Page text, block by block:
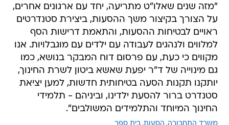
"מזה שנים שאלו"ט מתריעה, יחד עם ארגונים אחרים,
על הצורך בקיצור משך ההסעות, ביצירת סטנדרטים
ראויים לבטיחות ההסעות, והתאמת דרישות הסף
למלווים ולנהגים לעבודה עם ילדים עם מוגבלויות. אנו
מקווים כי כעת, עם פרסום דוח המבקר בנושא, כמו
גם מינוייה של ד"ר יפעת שאשא ביטון לשרת החינוך,
יותקנו תקנות הסעה בטיחותית חדשות, למען יציאת
סטנדרט ברור להסעת ילדינו, וביניהם - תלמידי
החינוך המיוחד והתלמידים המשולבים".